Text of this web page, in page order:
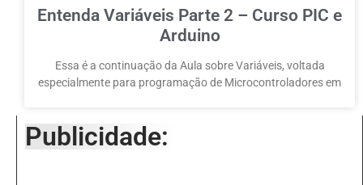
Entenda Variáveis Parte 2 – Curso PIC e
Arduino
Essa é a continuação da Aula sobre Variáveis, voltada
especialmente para programação de Microcontroladores em
Publicidade: